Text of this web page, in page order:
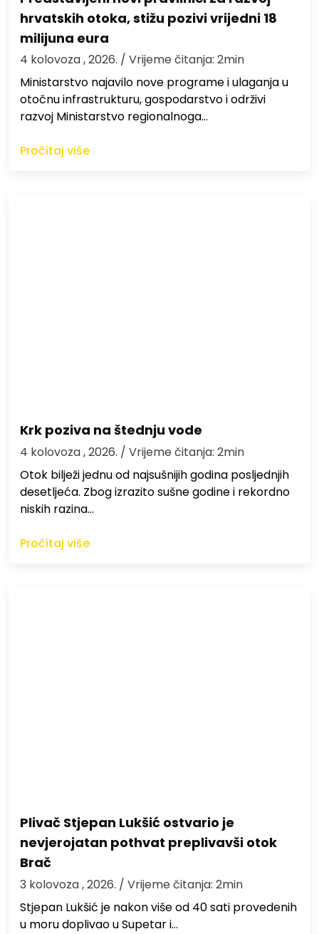
hrvatskih otoka, stižu pozivi vrijedni 18
milijuna eura
4 kolovoza , 2026. / Vrijeme čitanja: 2min
Ministarstvo najavilo nove programe i ulaganja u
otočnu infrastrukturu, gospodarstvo i održivi
razvoj Ministarstvo regionalnoga…
Pročitaj više
Krk poziva na štednju vode
4 kolovoza , 2026. / Vrijeme čitanja: 2min
Otok bilježi jednu od najsušnijih godina posljednjih
desetljeća. Zbog izrazito sušne godine i rekordno
niskih razina…
Pročitaj više
Plivač Stjepan Lukšić ostvario je
nevjerojatan pothvat preplivavši otok
Brač
3 kolovoza , 2026. / Vrijeme čitanja: 2min
St​jepan Lukšić je nakon više od 40 sati provedenih
u moru doplivao u Supetar i…